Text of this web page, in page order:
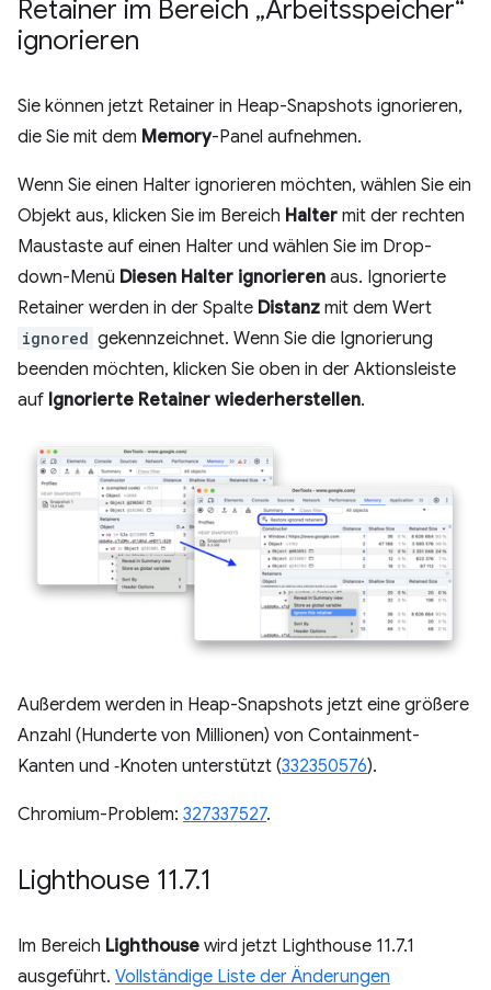
Retainer im Bereich „Arbeitsspeicher“
ignorieren
Sie können jetzt Retainer in Heap-Snapshots ignorieren,
die Sie mit dem Memory-Panel aufnehmen.
Wenn Sie einen Halter ignorieren möchten, wählen Sie ein
Objekt aus, klicken Sie im Bereich Halter mit der rechten
Maustaste auf einen Halter und wählen Sie im Drop-
down-Menü Diesen Halter ignorieren aus. Ignorierte
Retainer werden in der Spalte Distanz mit dem Wert
ignored gekennzeichnet. Wenn Sie die Ignorierung
beenden möchten, klicken Sie oben in der Aktionsleiste
auf Ignorierte Retainer wiederherstellen.
Außerdem werden in Heap-Snapshots jetzt eine größere
Anzahl (Hunderte von Millionen) von Containment-
Kanten und ‑Knoten unterstützt (332350576).
Chromium-Problem: 327337527.
Lighthouse 11.7.1
Im Bereich Lighthouse wird jetzt Lighthouse 11.7.1
ausgeführt. Vollständige Liste der Änderungen